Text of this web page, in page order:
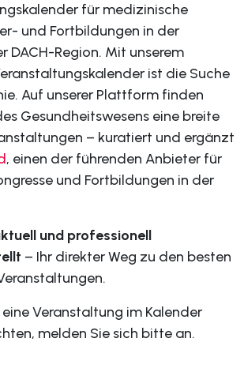
für medizinische
und Fortbildungen in der
DACH-Region. Mit unserem
ist die Suche
Auf unserer Plattform finden
Gesundheitswesens eine breite
– kuratiert und ergänzt
, einen der führenden Anbieter für
und Fortbildungen in der
und professionell
– Ihr direkter Weg zu den besten
eine Veranstaltung im Kalender
melden Sie sich bitte an.